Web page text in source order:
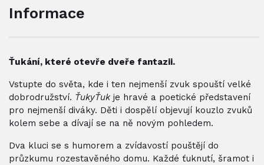
Informace
Ťukání, které otevře dveře fantazii.
Vstupte do světa, kde i ten nejmenší zvuk spouští velké
dobrodružství. ŤukyŤukje hravé a poetické představení
pro nejmenší diváky. Děti i dospělí objevují kouzlo zvuků
kolem sebe a dívají se na ně novým pohledem.
Dva kluci se s humorem a zvídavostí pouštějí do
průzkumu rozestavěného domu. Každé ťuknutí, šramot i